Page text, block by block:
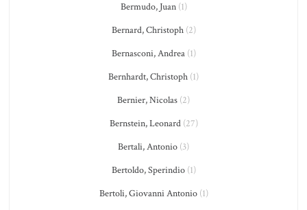
Bermudo, Juan(1)
Bernard, Christoph(2)
Bernasconi, Andrea(1)
Bernhardt, Christoph (1)
Bernier, Nicolas (2)
Bernstein, Leonard(27)
Bertali, Antonio (3)
Bertoldo, Sperindio(1)
Bertoli, Giovanni Antonio(1)